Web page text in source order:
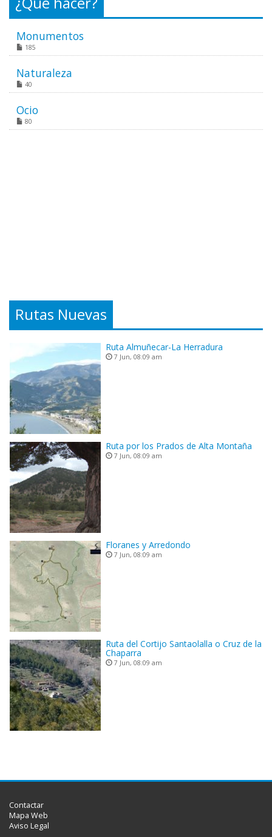
Monumentos
185
Naturaleza
40
Ocio
80
Rutas Nuevas
Ruta Almuñecar-La Herradura
7 Jun, 08:09 am
Ruta por los Prados de Alta Montaña
7 Jun, 08:09 am
Floranes y Arredondo
7 Jun, 08:09 am
Ruta del Cortijo Santaolalla o Cruz de la
Chaparra
7 Jun, 08:09 am
Contactar
Mapa Web
Aviso Legal